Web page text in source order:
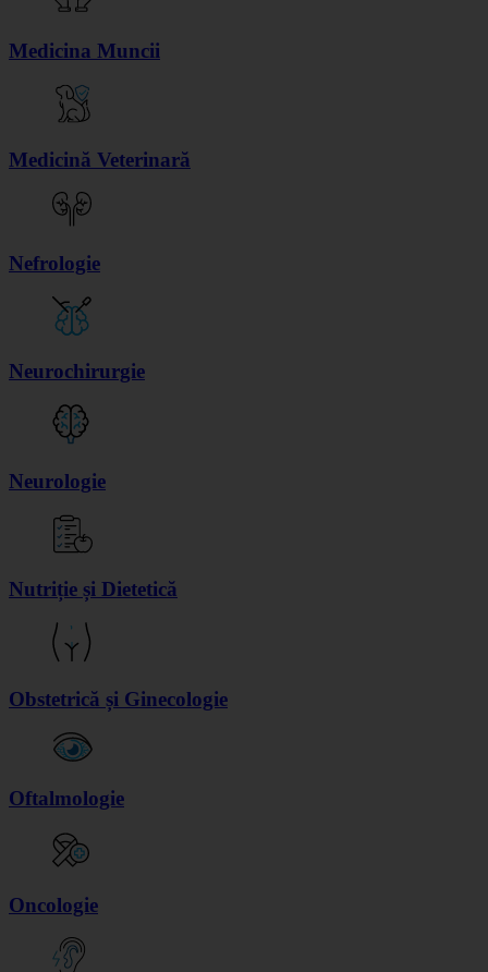
Medicina Muncii
Medicină Veterinară
Nefrologie
Neurochirurgie
Neurologie
Nutriție și Dietetică
Obstetrică și Ginecologie
Oftalmologie
Oncologie